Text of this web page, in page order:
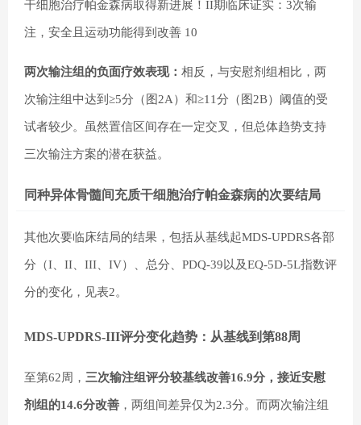
干细胞治疗帕金森病取得新进展！II期临床证实：3次输
注，安全且运动功能得到改善 10
两次输注组的负面疗效表现： 相反，与安慰剂组相比，两
次输注组中达到≥5分（图2A）和≥11分（图2B）阈值的受
试者较少。虽然置信区间存在一定交叉，但总体趋势支持
三次输注方案的潜在获益。
同种异体骨髓间充质干细胞治疗帕金森病的次要结局
其他次要临床结局的结果，包括从基线起MDS-UPDRS各部
分（I、II、III、IV）、总分、PDQ-39以及EQ-5D-5L指数评
分的变化，见表2。
MDS-UPDRS-III评分变化趋势：从基线到第88周
至第62周， 三次输注组评分较基线改善16.9分，接近安慰
剂组的14.6分改善 ，两组间差异仅为2.3分。而两次输注组